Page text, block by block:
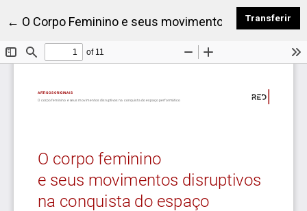
← Voltar a Detalhes do Artigo
O Corpo Feminino e seus movimentos disruptivos
Transferir